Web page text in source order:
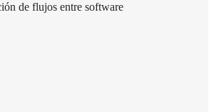
de flujos entre software